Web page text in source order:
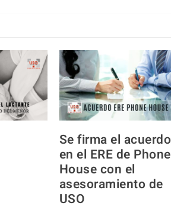
Se firma el acuerdo
en el ERE de Phone
House con el
asesoramiento de
USO